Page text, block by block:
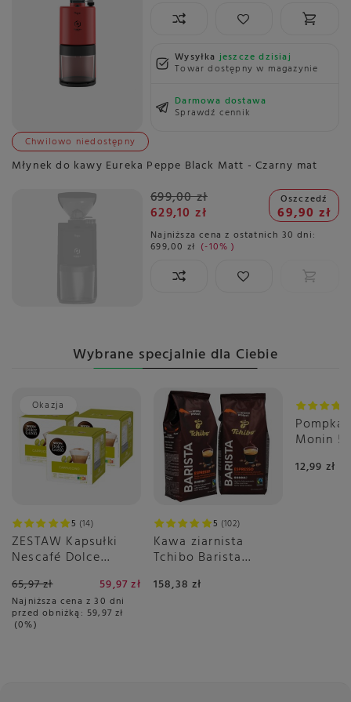
Wysyłkajeszcze dzisiaj
Towar dostępny w magazynie
Darmowa dostawa
Sprawdź cennik
Chwilowo niedostępny
Młynek do kawy Eureka Peppe Black Matt - Czarny mat
699,00 zł
629,10 zł
Oszczedź
69,90 zł
Najniższa cena z ostatnich 30 dni:
699,00 zł -10%
Wybrane specjalnie dla Ciebie
Okazja
5 14
ZESTAW Kapsułki
Nescafé Dolce
3x16 sztuk
65,97 zł 59,97 zł
Najniższa cena z 30 dni
przed obniżką: 59,97 zł
0%
5 102
Kawa ziarnista
Tchibo Barista
158,38 zł
Monin 5
12,99 zł